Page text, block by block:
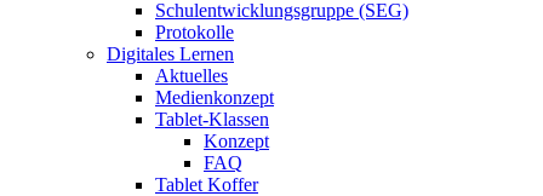
Schulentwicklungsgruppe (SEG)
Protokolle
Digitales Lernen
Aktuelles
Medienkonzept
Tablet-Klassen
Konzept
FAQ
Tablet Koffer